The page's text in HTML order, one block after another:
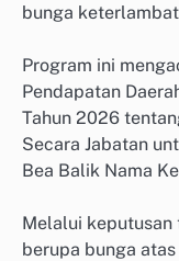
bunga
Program ini
Pendapatan
Tahun 2026
Secara Jabatan
Bea Balik Nama
Melalui
berupa bunga